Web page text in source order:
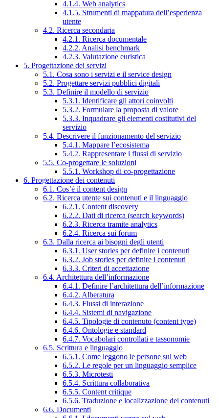
4.1.4. Web analytics
4.1.5. Strumenti di mappatura dell’esperienza
utente
4.2. Ricerca secondaria
4.2.1. Ricerca documentale
4.2.2. Analisi benchmark
4.2.3. Valutazione euristica
5. Progettazione dei servizi
5.1. Cosa sono i servizi e il service design
5.2. Progettare servizi pubblici digitali
5.3. Definire il modello di servizio
5.3.1. Identificare gli attori coinvolti
5.3.2. Formulare la proposta di valore
5.3.3. Inquadrare gli elementi costitutivi del
servizio
5.4. Descrivere il funzionamento del servizio
5.4.1. Mappare l’ecosistema
5.4.2. Rappresentare i flussi di servizio
5.5. Co-progettare le soluzioni
5.5.1. Workshop di co-progettazione
6. Progettazione dei contenuti
6.1. Cos’è il content design
6.2. Ricerca utente sui contenuti e il linguaggio
6.2.1. Content discovery
6.2.2. Dati di ricerca (search keywords)
6.2.3. Ricerca tramite analytics
6.2.4. Ricerca sui forum
6.3. Dalla ricerca ai bisogni degli utenti
6.3.1. User stories per definire i contenuti
6.3.2. Job stories per definire i contenuti
6.3.3. Criteri di accettazione
6.4. Architettura dell’informazione
6.4.1. Definire l’architettura dell’informazione
6.4.2. Alberatura
6.4.3. Flussi di interazione
6.4.4. Sistemi di navigazione
6.4.5. Tipologie di contenuto (content type)
6.4.6. Ontologie e standard
6.4.7. Vocabolari controllati e tassonomie
6.5. Scrittura e linguaggio
6.5.1. Come leggono le persone sul web
6.5.2. Le regole per un linguaggio semplice
6.5.3. Microtesti
6.5.4. Scrittura collaborativa
6.5.5. Content critique
6.5.6. Traduzione e localizzazione dei contenuti
6.6. Documenti